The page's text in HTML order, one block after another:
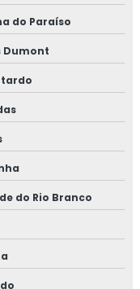
do Paraíso
Dumont
do Rio Branco